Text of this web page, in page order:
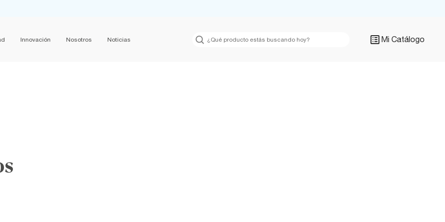
México
Innovación Nosotros Noticias Mi Catálogo